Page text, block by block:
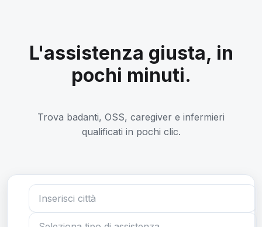
L'assistenza giusta, in
pochi minuti.
Trova badanti, OSS, caregiver e infermieri
qualificati in pochi clic.